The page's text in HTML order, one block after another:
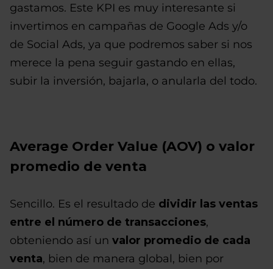
gastamos. Este KPI es muy interesante si
invertimos en campañas de Google Ads y/o
de Social Ads, ya que podremos saber si nos
merece la pena seguir gastando en ellas,
subir la inversión, bajarla, o anularla del todo.
Average Order Value (AOV) o valor
promedio de venta
Sencillo. Es el resultado de dividir las ventas
entre el número de transacciones,
obteniendo así un valor promedio de cada
venta, bien de manera global, bien por